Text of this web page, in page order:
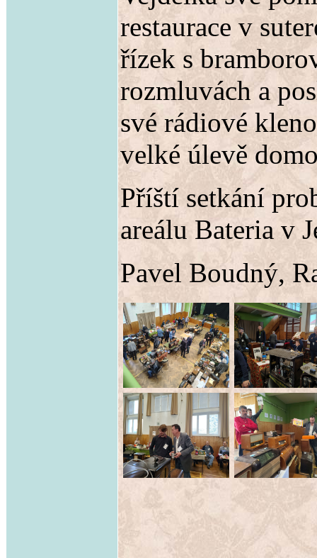
restaurace v
řízek s
rozmluvách a
své rádiové
velké úlevě
Příští setkání
areálu Bateria v
Pavel Boudný,